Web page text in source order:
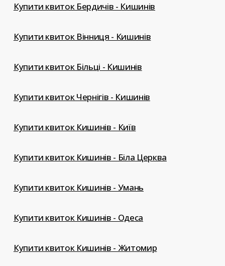
Купити квиток Бердичів - Кишинів
Купити квиток Вінниця - Кишинів
Купити квиток Більці - Кишинів
Купити квиток Чернігів - Кишинів
Купити квиток Кишинів - Київ
Купити квиток Кишинів - Біла Церква
Купити квиток Кишинів - Умань
Купити квиток Кишинів - Одеса
Купити квиток Кишинів - Житомир